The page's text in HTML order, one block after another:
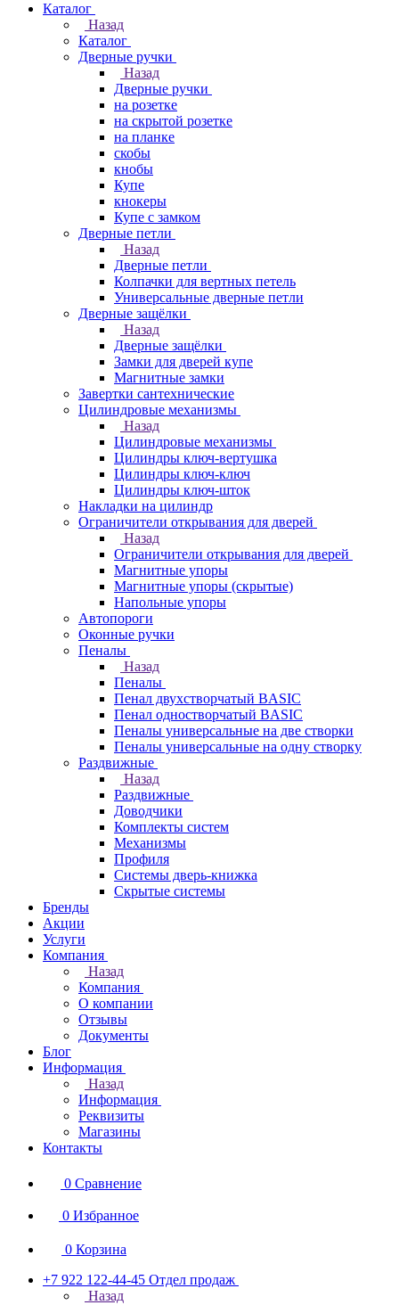
Каталог
Назад
Каталог
Дверные ручки
Назад
Дверные ручки
на розетке
на скрытой розетке
на планке
скобы
кнобы
Купе
кнокеры
Купе с замком
Дверные петли
Назад
Дверные петли
Колпачки для вертных петель
Универсальные дверные петли
Дверные защёлки
Назад
Дверные защёлки
Замки для дверей купе
Магнитные замки
Завертки сантехнические
Цилиндровые механизмы
Назад
Цилиндровые механизмы
Цилиндры ключ-вертушка
Цилиндры ключ-ключ
Цилиндры ключ-шток
Накладки на цилиндр
Ограничители открывания для дверей
Назад
Ограничители открывания для дверей
Магнитные упоры
Магнитные упоры (скрытые)
Напольные упоры
Автопороги
Оконные ручки
Пеналы
Назад
Пеналы
Пенал двухстворчатый BASIC
Пенал одностворчатый BASIC
Пеналы универсальные на две створки
Пеналы универсальные на одну створку
Раздвижные
Назад
Раздвижные
Доводчики
Комплекты систем
Механизмы
Профиля
Системы дверь-книжка
Скрытые системы
Бренды
Акции
Услуги
Компания
Назад
Компания
О компании
Отзывы
Документы
Блог
Информация
Назад
Информация
Реквизиты
Магазины
Контакты
0 Сравнение
0 Избранное
0 Корзина
+7 922 122-44-45 Отдел продаж
Назад